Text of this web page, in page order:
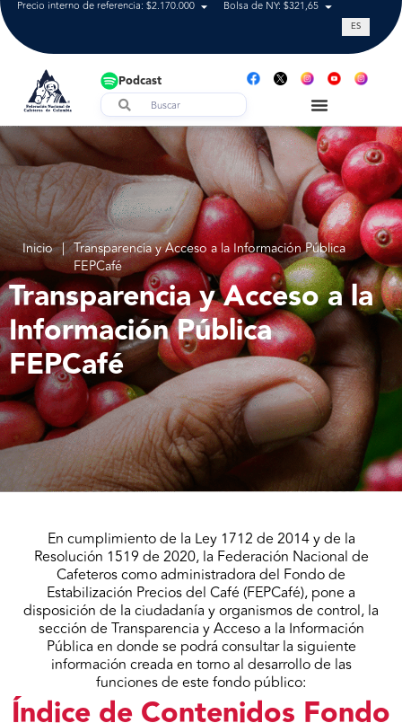
Precio interno de referencia: $2.170.000 Bolsa de NY: $321,65 Tasa de
ES
Podcast
Inicio | Transparencia y Acceso a la Información Pública
FEPCafé
Transparencia y Acceso a la
Información Pública
FEPCafé
En cumplimiento de la Ley 1712 de 2014 y de la
Resolución 1519 de 2020, la Federación Nacional de
Cafeteros como administradora del Fondo de
Estabilización Precios del Café (FEPCafé), pone a
disposición de la ciudadanía y organismos de control, la
sección de Transparencia y Acceso a la Información
Pública en donde se podrá consultar la siguiente
información creada en torno al desarrollo de las
funciones de este fondo público:
Índice de Contenidos Fondo